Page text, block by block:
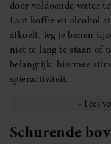
door voldoende water
Laat koffie en alcohol
afkoelt, leg je benen
niet te lang te staan of
belangrijk: hiermee
spieractiviteit.
Schurende